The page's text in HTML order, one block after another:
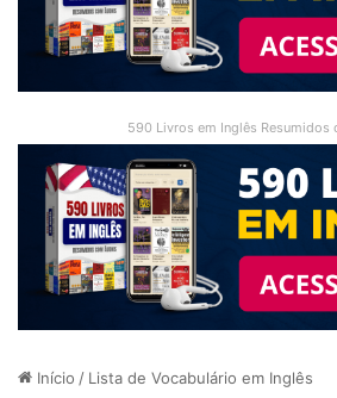
590 Livros em Inglês Resumidos
Início / Lista de Vocabulário em Inglês